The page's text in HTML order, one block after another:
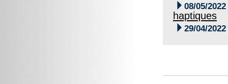
 08/05/2022
haptiques
 29/04/2022